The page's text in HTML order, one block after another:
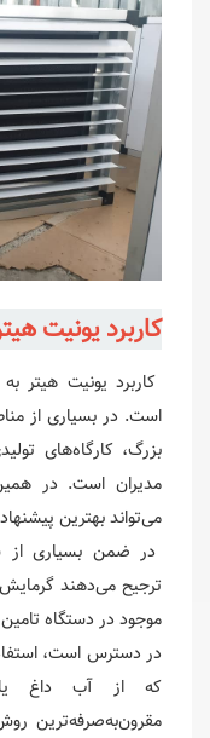
کاربرد یونیت
کاربرد یونیت هیتر
است. در بسیاری از
بزرگ، کارگاه‌های
مدیران است. در
می‌تواند بهترین
در ضمن بسیاری از
ترجیح می‌دهند گرمایش
موجود در دستگاه
در دسترس است،
که از آب داغ یا
مقرون‌به‌صرفه‌ترین